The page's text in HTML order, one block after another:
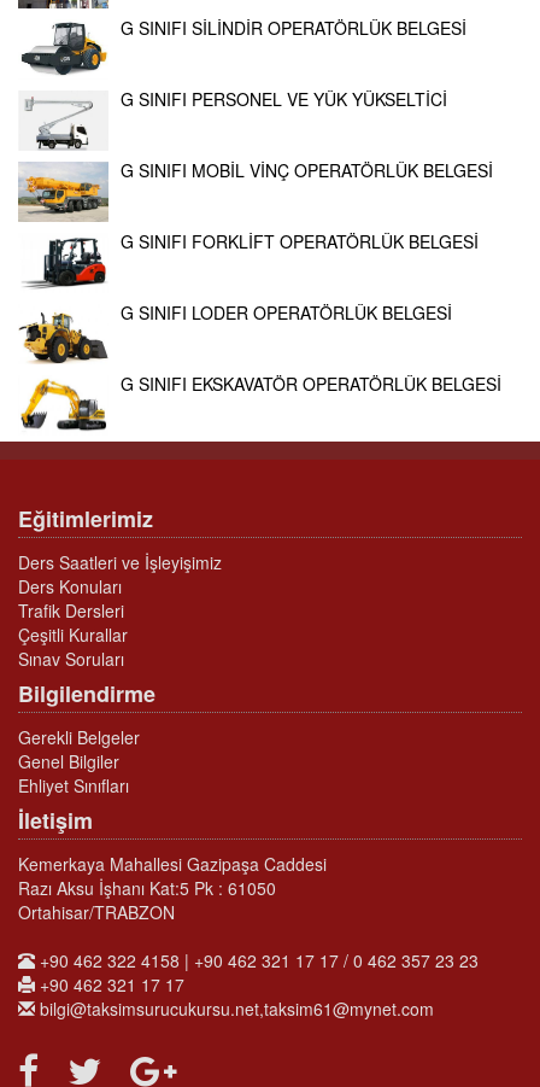
G SINIFI SİLİNDİR OPERATÖRLÜK BELGESİ
G SINIFI PERSONEL VE YÜK YÜKSELTİCİ
G SINIFI MOBİL VİNÇ OPERATÖRLÜK BELGESİ
G SINIFI FORKLİFT OPERATÖRLÜK BELGESİ
G SINIFI LODER OPERATÖRLÜK BELGESİ
G SINIFI EKSKAVATÖR OPERATÖRLÜK BELGESİ
Eğitimlerimiz
Ders Saatleri ve İşleyişimiz
Ders Konuları
Trafik Dersleri
Çeşitli Kurallar
Sınav Soruları
Bilgilendirme
Gerekli Belgeler
Genel Bilgiler
Ehliyet Sınıfları
İletişim
Kemerkaya Mahallesi Gazipaşa Caddesi
Razı Aksu İşhanı Kat:5 Pk : 61050
Ortahisar/TRABZON
+90 462 322 4158 | +90 462 321 17 17 / 0 462 357 23 23
+90 462 321 17 17
bilgi@taksimsurucukursu.net,taksim61@mynet.com